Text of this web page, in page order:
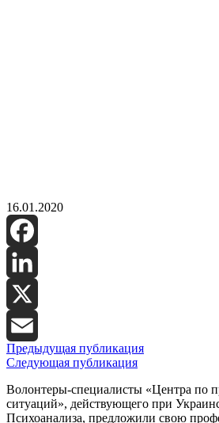
16.01.2020
Facebook
LinkedIn
X
Email
Предыдущая публикация
Следующая публикация
Волонтеры-специалисты «Центра по
ситуаций», действующего при
Психоанализа, предложили свою